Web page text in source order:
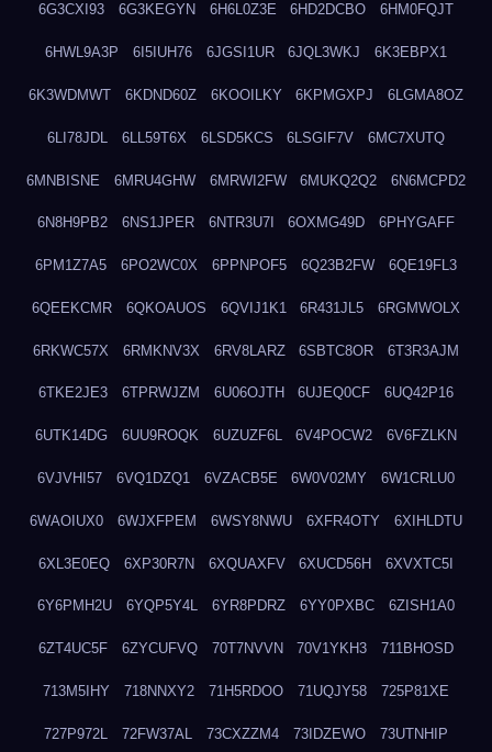
6G3CXI93 6G3KEGYN 6H6L0Z3E 6HD2DCBO 6HM0FQJT
6HWL9A3P 6I5IUH76 6JGSI1UR 6JQL3WKJ 6K3EBPX1
6K3WDMWT 6KDND60Z 6KOOILKY 6KPMGXPJ 6LGMA8OZ
6LI78JDL 6LL59T6X 6LSD5KCS 6LSGIF7V 6MC7XUTQ
6MNBISNE 6MRU4GHW 6MRWI2FW 6MUKQ2Q2 6N6MCPD2
6N8H9PB2 6NS1JPER 6NTR3U7I 6OXMG49D 6PHYGAFF
6PM1Z7A5 6PO2WC0X 6PPNPOF5 6Q23B2FW 6QE19FL3
6QEEKCMR 6QKOAUOS 6QVIJ1K1 6R431JL5 6RGMWOLX
6RKWC57X 6RMKNV3X 6RV8LARZ 6SBTC8OR 6T3R3AJM
6TKE2JE3 6TPRWJZM 6U06OJTH 6UJEQ0CF 6UQ42P16
6UTK14DG 6UU9ROQK 6UZUZF6L 6V4POCW2 6V6FZLKN
6VJVHI57 6VQ1DZQ1 6VZACB5E 6W0V02MY 6W1CRLU0
6WAOIUX0 6WJXFPEM 6WSY8NWU 6XFR4OTY 6XIHLDTU
6XL3E0EQ 6XP30R7N 6XQUAXFV 6XUCD56H 6XVXTC5I
6Y6PMH2U 6YQP5Y4L 6YR8PDRZ 6YY0PXBC 6ZISH1A0
6ZT4UC5F 6ZYCUFVQ 70T7NVVN 70V1YKH3 711BHOSD
713M5IHY 718NNXY2 71H5RDOO 71UQJY58 725P81XE
727P972L 72FW37AL 73CXZZM4 73IDZEWO 73UTNHIP